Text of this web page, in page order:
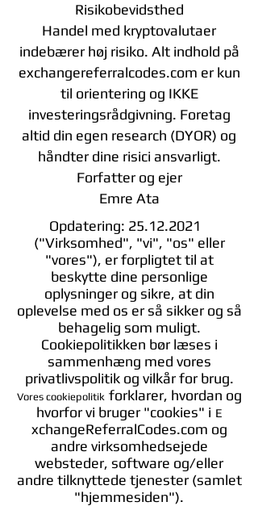
Risikobevidsthed
Handel med kryptovalutaer
indebærer høj risiko. Alt indhold på
exchangereferralcodes.com er kun
til orientering og IKKE
investeringsrådgivning. Foretag
altid din egen research (DYOR) og
håndter dine risici ansvarligt.
Forfatter og ejer
Emre Ata
Opdatering: 25.12.2021
("Virksomhed", "vi", "os" eller
"vores"), er forpligtet til at
beskytte dine personlige
oplysninger og sikre, at din
oplevelse med os er så sikker og så
behagelig som muligt.
Cookiepolitikken bør læses i
sammenhæng med vores
privatlivspolitik og vilkår for brug.
Vores cookiepolitik forklarer, hvordan og
hvorfor vi bruger "cookies" i E
xchangeReferralCodes.com og
andre virksomhedsejede
websteder, software og/eller
andre tilknyttede tjenester (samlet
"hjemmesiden").